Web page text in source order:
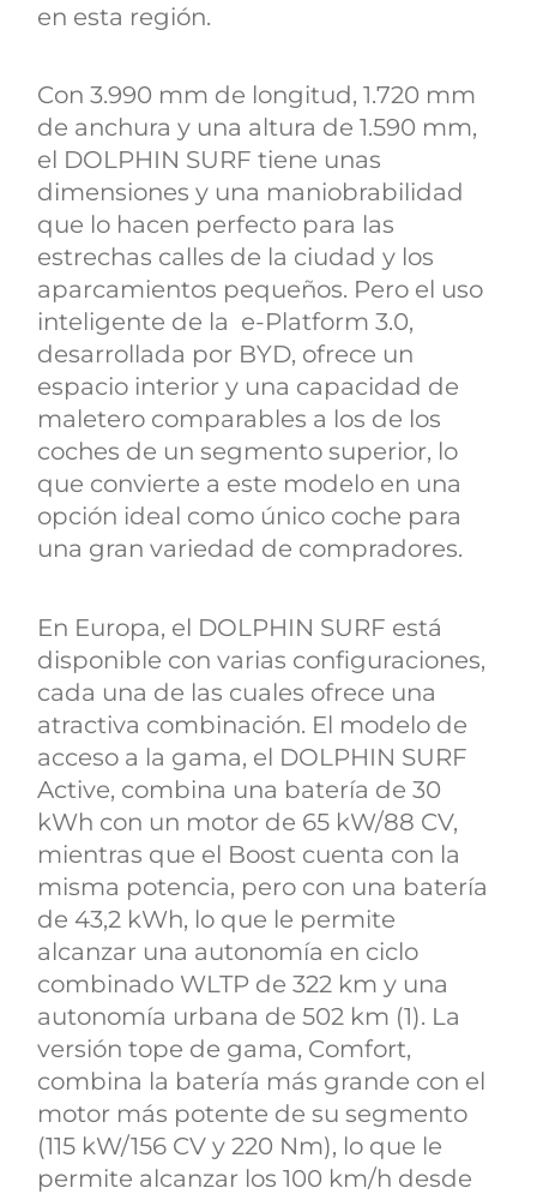
en esta región.
Con 3.990 mm de longitud, 1.720 mm
de anchura y una altura de 1.590 mm,
el DOLPHIN SURF tiene unas
dimensiones y una maniobrabilidad
que lo hacen perfecto para las
estrechas calles de la ciudad y los
aparcamientos pequeños. Pero el uso
inteligente de la e-Platform 3.0,
desarrollada por BYD, ofrece un
espacio interior y una capacidad de
maletero comparables a los de los
coches de un segmento superior, lo
que convierte a este modelo en una
opción ideal como único coche para
una gran variedad de compradores.
En Europa, el DOLPHIN SURF está
disponible con varias configuraciones,
cada una de las cuales ofrece una
atractiva combinación. El modelo de
acceso a la gama, el DOLPHIN SURF
Active, combina una batería de 30
kWh con un motor de 65 kW/88 CV,
mientras que el Boost cuenta con la
misma potencia, pero con una batería
de 43,2 kWh, lo que le permite
alcanzar una autonomía en ciclo
combinado WLTP de 322 km y una
autonomía urbana de 502 km (1). La
versión tope de gama, Comfort,
combina la batería más grande con el
motor más potente de su segmento
(115 kW/156 CV y 220 Nm), lo que le
permite alcanzar los 100 km/h desde